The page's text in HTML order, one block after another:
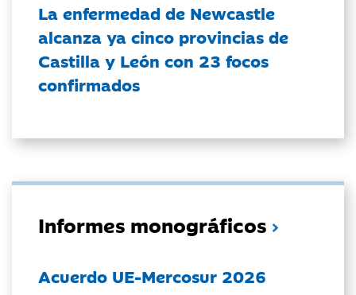
La enfermedad de Newcastle
alcanza ya cinco provincias de
Castilla y León con 23 focos
confirmados
Informes monográficos
Acuerdo UE-Mercosur 2026